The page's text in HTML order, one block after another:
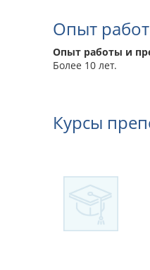
Опыт
Опыт работы и
Более 10 лет.
Курсы